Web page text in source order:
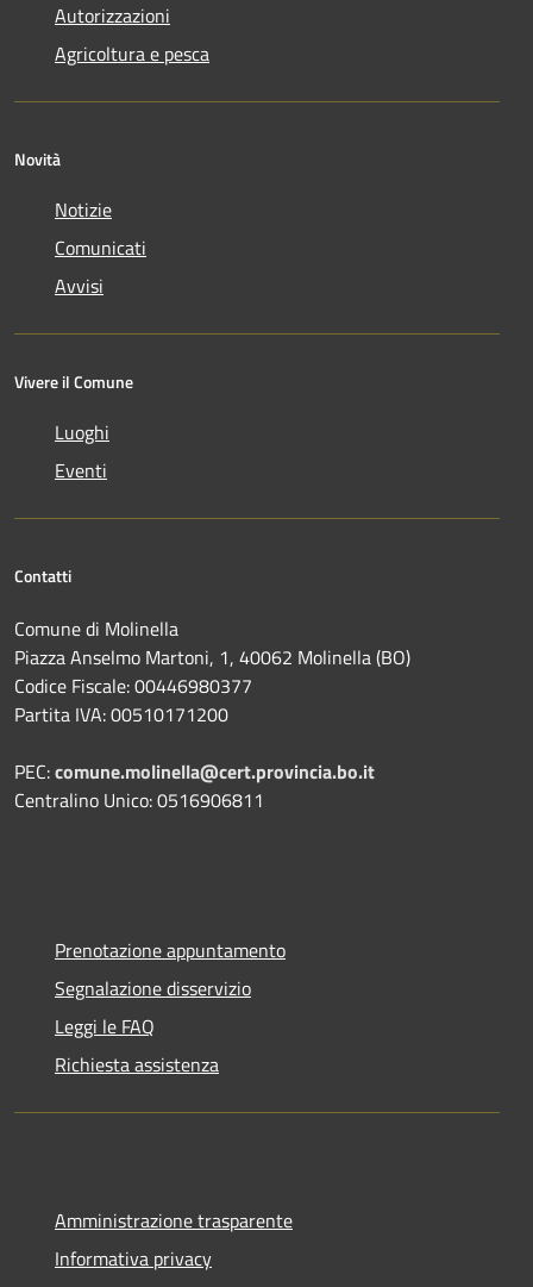
Autorizzazioni
Agricoltura e pesca
Novità
Notizie
Comunicati
Avvisi
Vivere il Comune
Luoghi
Eventi
Contatti
Comune di Molinella
Piazza Anselmo Martoni, 1, 40062 Molinella (BO)
Codice Fiscale: 00446980377
Partita IVA: 00510171200
PEC:comune.molinella@cert.provincia.bo.it
Centralino Unico: 0516906811
Prenotazione appuntamento
Segnalazione disservizio
Leggi le FAQ
Richiesta assistenza
Amministrazione trasparente
Informativa privacy